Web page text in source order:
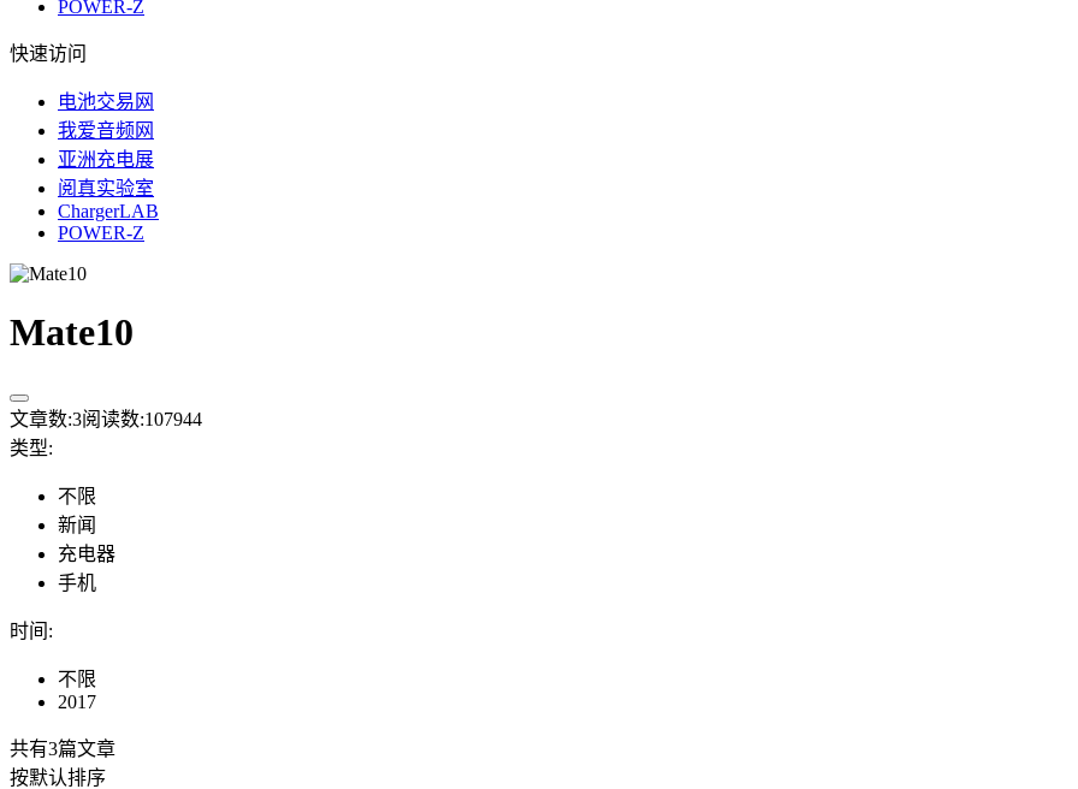
POWER-Z
快速访问
电池交易网
我爱音频网
亚洲充电展
阅真实验室
ChargerLAB
POWER-Z
Mate10
文章数:3阅读数:107944
类型:
不限
新闻
充电器
手机
时间 :
不限
2017
共有3篇文章
按默认排序